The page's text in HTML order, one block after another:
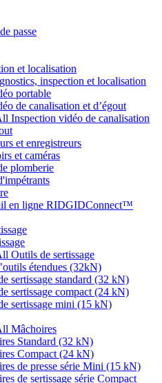
passe
et localisation
inspection et localisation
portable
de canalisation et d’égout
Inspection vidéo de canalisation
et enregistreurs
et caméras
plomberie
en ligne RIDGIDConnect™
Outils de sertissage
étendues (32kN)
sertissage standard (32 kN)
sertissage compact (24 kN)
sertissage mini (15 kN)
Mâchoires
Standard (32 kN)
Compact (24 kN)
de presse série Mini (15 kN)
de sertissage série Compact